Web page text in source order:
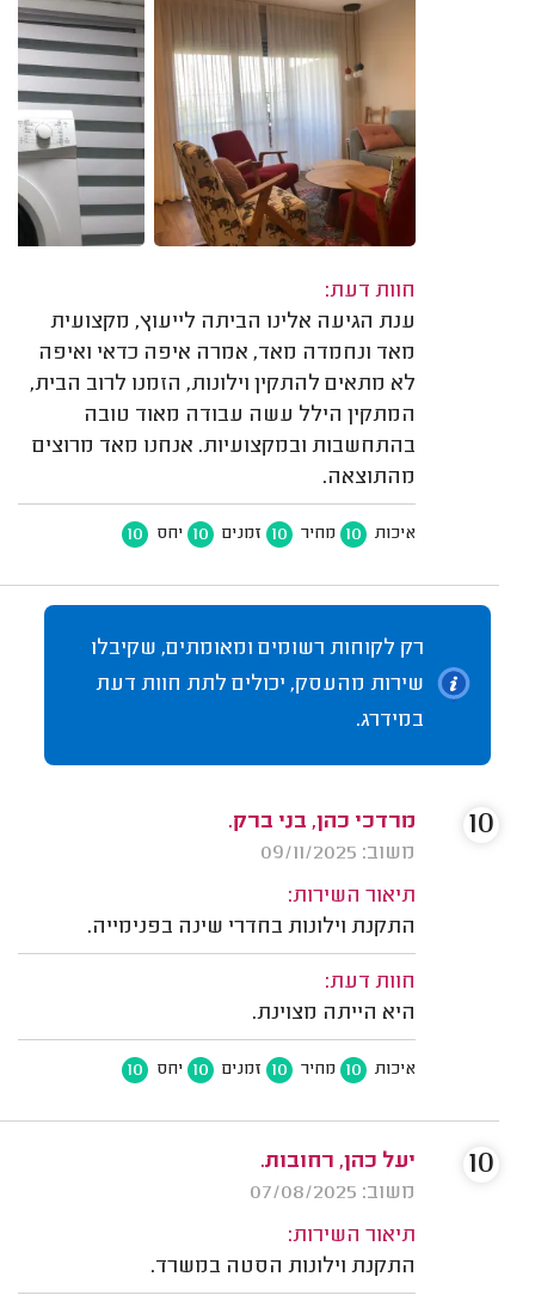
חוות דעת:
ענת הגיעה אלינו הביתה לייעוץ, מקצועית
מאד ונחמדה מאד, אמרה איפה כדאי ואיפה
לא מתאים להתקין וילונות, הזמנו לרוב הבית,
המתקין הילל עשה עבודה מאוד טובה
בהתחשבות ובמקצועיות. אנחנו מאד מרוצים
מהתוצאה.
איכות 10 מחיר 10 זמנים 10 יחס 10
רק לקוחות רשומים ומאומתים, שקיבלו
שירות מהעסק, יכולים לתת חוות דעת
במידרג.
מרדכי כהן, בני ברק.
משוב: 09/11/2025
תיאור השירות:
התקנת וילונות בחדרי שינה בפנימייה.
חוות דעת:
היא הייתה מצוינת.
איכות 10 מחיר 10 זמנים 10 יחס 10
10
יעל כהן, רחובות.
משוב: 07/08/2025
תיאור השירות:
התקנת וילונות הסטה במשרד.
10